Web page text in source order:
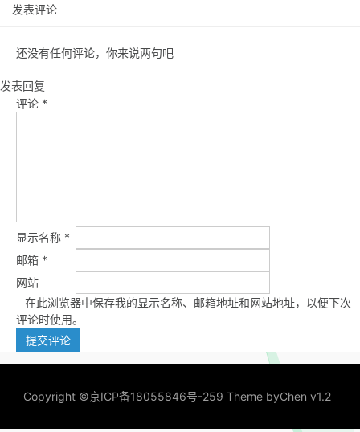
发表评论
还没有任何评论，你来说两句吧
发表回复
评论 *
显示名称 *
邮箱 *
网站
在此浏览器中保存我的显示名称、邮箱地址和网站地址，以便下次
评论时使用。
Copyright ©京ICP备18055846号-259 Theme byChen v1.2